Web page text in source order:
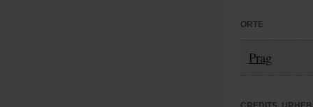
ORTE
Prag